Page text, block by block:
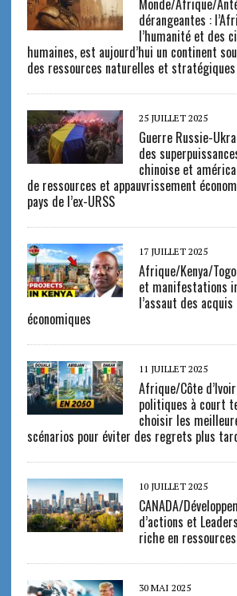
dérangeantes :
l’humanité et des
humaines, est aujourd’hui un continent
des ressources naturelles et
25 JUILLET 2025
Guerre Russie-
des
chinoise et
de ressources et appauvrissement
pays de l’ex-URSS
17 JUILLET 2025
Afrique/Kenya/
et manifestations
l’assaut des
économiques
11 JUILLET 2025
Afrique/Côte
politiques à court
choisir les
scénarios pour éviter des regrets plus
10 JUILLET 2025
CANADA/
d’actions et
riche en
30 MAI 2025